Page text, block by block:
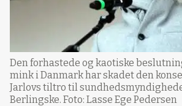
Den forhastede og kaotiske
mink i Danmark har skadet den
Jarlovs tiltro til
Berlingske. Foto: Lasse Ege Pedersen